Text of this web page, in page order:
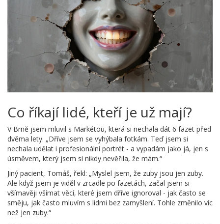
Co říkají lidé, kteří je už mají?
V Brně jsem mluvil s Markétou, která si nechala dát 6 fazet před
dvěma lety. „Dříve jsem se vyhýbala fotkám. Teď jsem si
nechala udělat i profesionální portrét - a vypadám jako já, jen s
úsměvem, který jsem si nikdy nevěřila, že mám.“
Jiný pacient, Tomáš, řekl: „Myslel jsem, že zuby jsou jen zuby.
Ale když jsem je viděl v zrcadle po fazetách, začal jsem si
všímavěji všímat věcí, které jsem dříve ignoroval - jak často se
směju, jak často mluvím s lidmi bez zamyšlení. Tohle změnilo víc
než jen zuby.“